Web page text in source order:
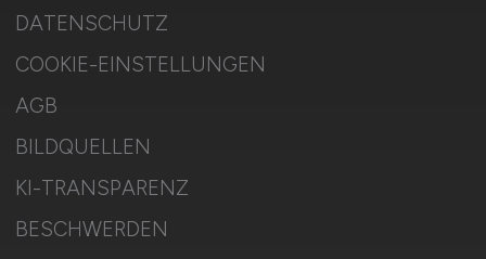
DATENSCHUTZ
COOKIE-EINSTELLUNGEN
AGB
BILDQUELLEN
KI-TRANSPARENZ
BESCHWERDEN